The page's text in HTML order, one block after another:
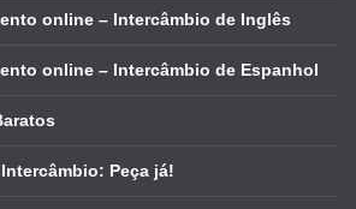
online – Intercâmbio de Inglês
online – Intercâmbio de Espanhol
Peça já!